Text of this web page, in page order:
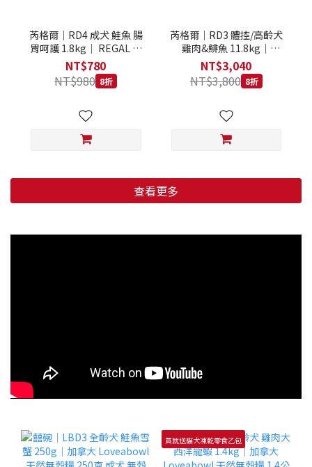
芮格爾｜RD4 成犬 鮭魚 腸
胃呵護 1.8kg｜ REGAL 天
然犬糧 狗飼料
NT$780
NT$980 8折
芮格爾｜RD3 體控/高齡犬
雞肉&鯡魚 11.8kg｜
REGAL 天然犬糧 狗飼料
NT$3,040
NT$3,800 8折
查看更多
買就送貓犬凍乾零食乙包